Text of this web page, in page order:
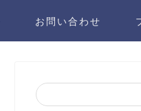
お問い合わせ